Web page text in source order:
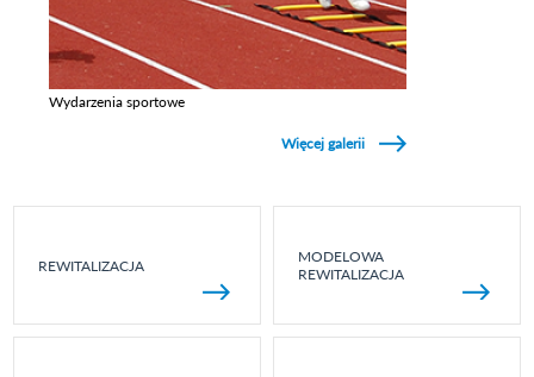
Wydarzenia sportowe
Więcej galerii
REWITALIZACJA
MODELOWA
REWITALIZACJA